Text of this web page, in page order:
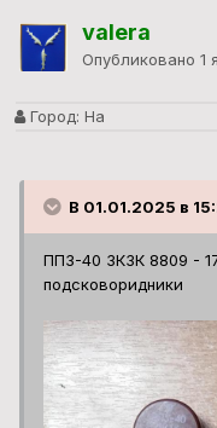
valera
Опубликовано 1
Город: На
В 01.01.2025 в
ПП3-40 3К3К 8809 -
подсковоридники